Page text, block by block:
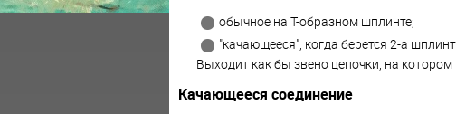
обычное на Т-образном шплинте;
"качающееся", когда берется 2-а
Выходит как бы звено цепочки, на
Качающееся соединение